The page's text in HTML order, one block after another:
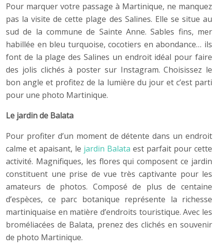
Pour marquer votre passage à Martinique, ne manquez
pas la visite de cette plage des Salines. Elle se situe au
sud de la commune de Sainte Anne. Sables fins, mer
habillée en bleu turquoise, cocotiers en abondance… ils
font de la plage des Salines un endroit idéal pour faire
des jolis clichés à poster sur Instagram. Choisissez le
bon angle et profitez de la lumière du jour et c’est parti
pour une photo Martinique.
Le jardin de Balata
Pour profiter d’un moment de détente dans un endroit
calme et apaisant, le jardin Balata est parfait pour cette
activité. Magnifiques, les flores qui composent ce jardin
constituent une prise de vue très captivante pour les
amateurs de photos. Composé de plus de centaine
d’espèces, ce parc botanique représente la richesse
martiniquaise en matière d’endroits touristique. Avec les
broméliacées de Balata, prenez des clichés en souvenir
de photo Martinique.